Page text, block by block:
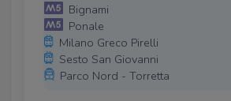
Impianto di allarme
Immobile ideale per
Attivita commerciali
Showroom
Bignami
Ponale
Milano Greco Pirelli
Sesto San Giovanni
Parco Nord - Torretta